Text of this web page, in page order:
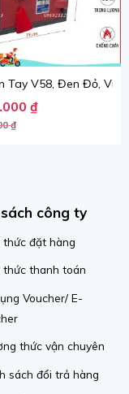
98kg.
Tay V58, Đen Đỏ, Việt
₫
là: 3.500.000 ₫.
₫
tại là: 2.950.000 ₫.
công ty
thức đặt hàng
thức thanh toán
Voucher/ E-
thức vận chuyên
sách đổi trả hàng